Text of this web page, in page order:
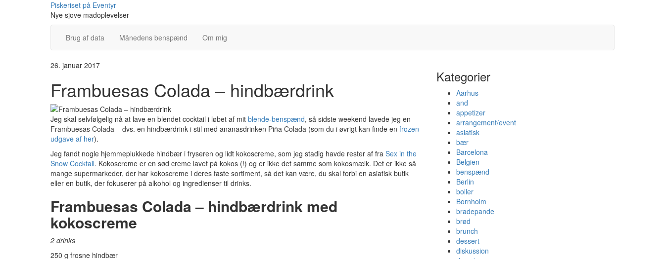
Piskeriset på Eventyr
Nye sjove madoplevelser
Brug af data Månedens benspænd Om mig
26. januar 2017
Frambuesas Colada – hindbærdrink
Jeg skal selvfølgelig nå at lave en blendet cocktail i løbet af mit blende-benspænd, så sidste weekend lavede jeg en
Frambuesas Colada – dvs. en hindbærdrink i stil med ananasdrinken Piña Colada (som du i øvrigt kan finde en frozen
udgave af her).
Jeg fandt nogle hjemmeplukkede hindbær i fryseren og lidt kokoscreme, som jeg stadig havde rester af fra Sex in the
Snow Cocktail. Kokoscreme er en sød creme lavet på kokos (!) og er ikke det samme som kokosmælk. Det er ikke så
mange supermarkeder, der har kokoscreme i deres faste sortiment, så det kan være, du skal forbi en asiatisk butik
eller en butik, der fokuserer på alkohol og ingredienser til drinks.
Frambuesas Colada – hindbærdrink med
kokoscreme
2 drinks
250 g frosne hindbær
Kategorier
Aarhus
and
appetizer
arrangement/event
asiatisk
bær
Barcelona
Belgien
benspænd
Berlin
boller
Bornholm
bradepande
brød
brunch
dessert
diskussion